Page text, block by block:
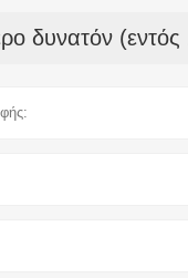
δυνατόν